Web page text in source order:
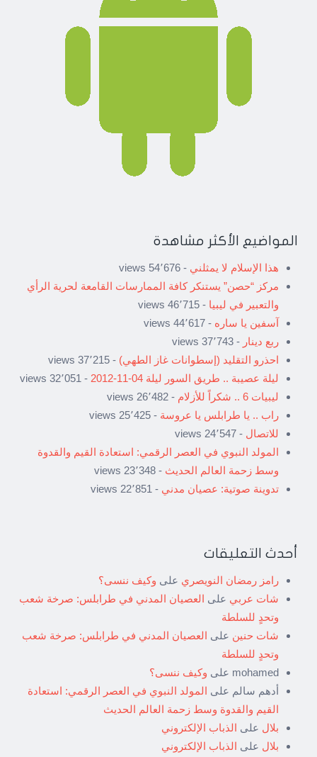
المواضيع الأكثر مشاهدة
هذا الإسلام لا يمثلني - 54٬676 views
مركز “حصن” يستنكر كافة الممارسات القامعة لحرية الرأي
والتعبير في ليبيا - 46٬715 views
آسفين يا ساره - 44٬617 views
ربع دينار - 37٬743 views
احذرو التقليد (إسطوانات غاز الطهي) - 37٬215 views
ليلة عصيبة .. طريق السور ليلة 04-11-2012
- 32٬051 views
ليبيات 6 .. شكراً للأزلام
- 26٬482 views
راب .. يا طرابلس يا عروسة - 25٬425 views
للاتصال - 24٬547 views
المولد النبوي في العصر الرقمي: استعادة القيم والقدوة
وسط زحمة العالم الحديث - 23٬348 views
تدوينة صوتية: عصيان مدني - 22٬851 views
أحدث التعليقات
رامز رمضان النويصري على وكيف ننسى؟
شات عربي على العصيان المدني في طرابلس: صرخة شعب
وتحدٍ للسلطة
شات حنين على العصيان المدني في طرابلس: صرخة شعب
وتحدٍ للسلطة
mohamed على وكيف ننسى؟
أدهم سالم على المولد النبوي في العصر الرقمي: استعادة
القيم والقدوة وسط زحمة العالم الحديث
بلال على الذباب الإلكتروني
بلال على الذباب الإلكتروني